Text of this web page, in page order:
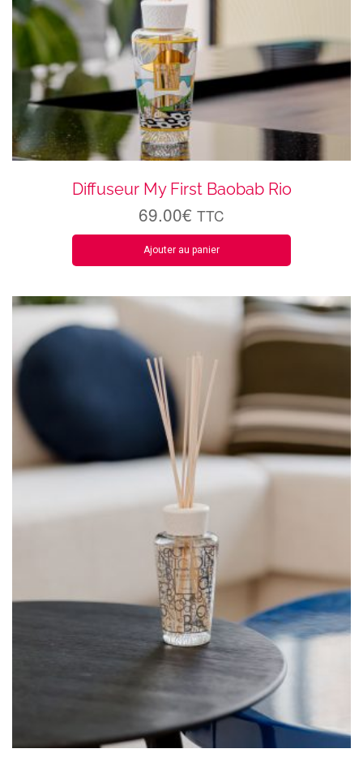
Diffuseur My First Baobab Rio
69.00€ TTC
Ajouter au panier